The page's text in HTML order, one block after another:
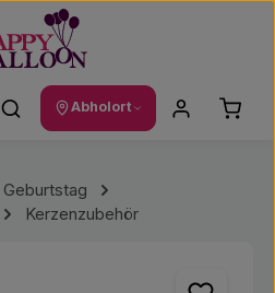
Abholort
Geburtstag
Kerzenzubehör